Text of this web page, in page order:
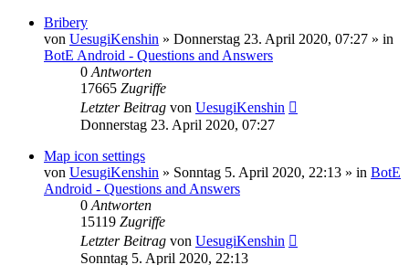
Bribery
von UesugiKenshin » Donnerstag 23. April 2020, 07:27 » in
BotE Android - Questions and Answers
0 Antworten
17665 Zugriffe
Letzter Beitrag von UesugiKenshin
Donnerstag 23. April 2020, 07:27
Map icon settings
von UesugiKenshin » Sonntag 5. April 2020, 22:13 » in BotE
Android - Questions and Answers
0 Antworten
15119 Zugriffe
Letzter Beitrag von UesugiKenshin
Sonntag 5. April 2020, 22:13